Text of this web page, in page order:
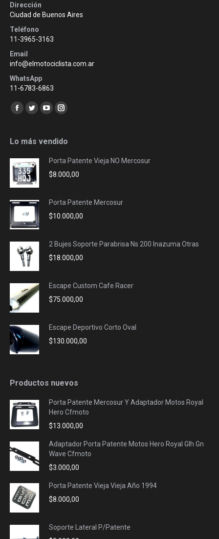
Dirección
Ciudad de Buenos Aires
Teléfono
11-3965-3163
Email
info@elmotociclista.com.ar
WhatsApp
11-6783-6863
Encuéntranos en:
Facebook
opens
new
window
Twitter
opens
new
window
YouTube
opens
new
window
Instagram
opens
new
window
Lo más vendido
Porta Patente Vieja NO Mercosur
$8.000,00
Porta Patente Mercosur
$10.000,00
2 Bujes Soporte Parabrisa Ns 200 Inazuma Otras
$18.000,00
Escape Custom Cafe Racer
$75.000,00
Escape Deportivo Corto Oval
$130.000,00
Productos nuevos
Porta Patente Mercosur Y Adaptador Motos Royal
Hero Cfmoto
$13.000,00
Adaptador Porta Patente Motos Hero Royal Glh Gn
Wave Cfmoto
$3.000,00
Porta Patente Vieja Vieja Año 1994
$8.000,00
Soporte Lateral P/Patente